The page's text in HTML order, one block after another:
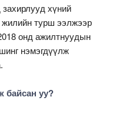
хүний
жилийн турш ээлжээр
онд ажилтнуудын
нэмэгдүүлж
байсан уу?